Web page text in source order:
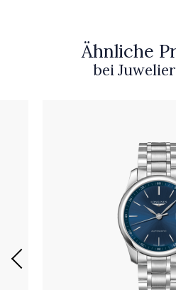
Ähnliche
bei